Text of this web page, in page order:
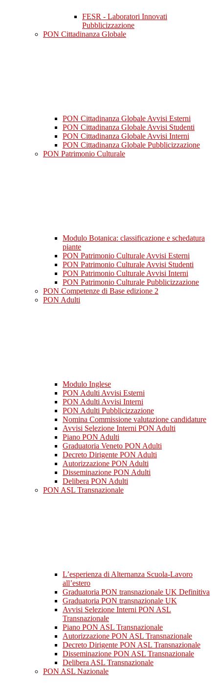
FESR - Laboratori Innovati
Pubblicizzazione
PON Cittadinanza Globale
PON Cittadinanza Globale Avvisi Esterni
PON Cittadinanza Globale Avvisi Studenti
PON Cittadinanza Globale Avvisi Interni
PON Cittadinanza Globale Pubblicizzazione
PON Patrimonio Culturale
Modulo Botanica: classificazione e schedatura
piante
PON Patrimonio Culturale Avvisi Esterni
PON Patrimonio Culturale Avvisi Studenti
PON Patrimonio Culturale Avvisi Interni
PON Patrimonio Culturale Pubblicizzazione
PON Competenze di Base edizione 2
PON Adulti
Modulo Inglese
PON Adulti Avvisi Esterni
PON Adulti Avvisi Interni
PON Adulti Pubblicizzazione
Nomina Commissione valutazione candidature
Avvisi Selezione Interni PON Adulti
Piano PON Adulti
Graduatoria Veneto PON Adulti
Decreto Dirigente PON Adulti
Autorizzazione PON Adulti
Disseminazione PON Adulti
Delibera PON Adulti
PON ASL Transnazionale
L’esperienza di Alternanza Scuola-Lavoro
all’estero
Graduatoria PON transnazionale UK Definitiva
Graduatoria PON transnazionale UK
Avvisi Selezione Interni PON ASL
Transnazionale
Piano PON ASL Transnazionale
Autorizzazione PON ASL Transnazionale
Decreto Dirigente PON ASL Transnazionale
Disseminazione PON ASL Transnazionale
Delibera ASL Transnazionale
PON ASL Nazionale